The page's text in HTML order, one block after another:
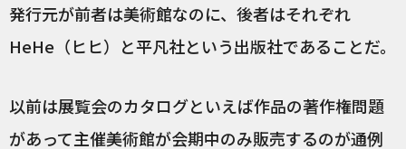
発行元が前者は美術館なのに、後者はそれぞれ
HeHe（ヒヒ）と平凡社という出版社であることだ。
以前は展覧会のカタログといえば作品の著作権問題
があって主催美術館が会期中のみ販売するのが通例